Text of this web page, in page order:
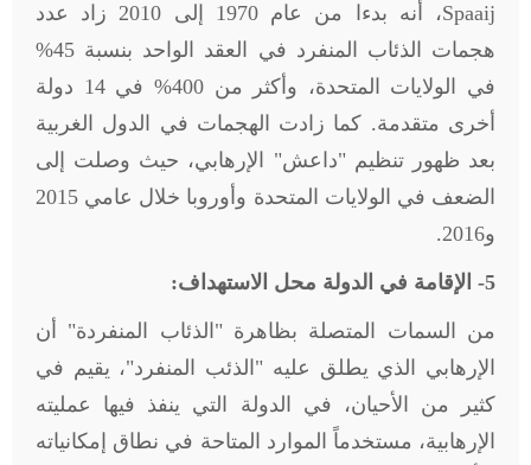
Spaaij
، أنه بدءا من عام 1970 إلى 2010 زاد عدد
هجمات الذئاب المنفرد في العقد الواحد بنسبة 45%
في الولايات المتحدة، وأكثر من 400% في 14 دولة
أخرى متقدمة. كما زادت الهجمات في الدول الغربية
بعد ظهور تنظيم "داعش" الإرهابي، حيث وصلت إلى
الضعف في الولايات المتحدة وأوروبا خلال عامي 2015
و2016.
5- الإقامة في الدولة محل الاستهداف :
من السمات المتصلة بظاهرة "الذئاب المنفردة" أن
الإرهابي الذي يطلق عليه "الذئب المنفرد"، يقيم في
كثير من الأحيان، في الدولة التي ينفذ فيها عمليته
الإرهابية، مستخدماً الموارد المتاحة في نطاق إمكانياته